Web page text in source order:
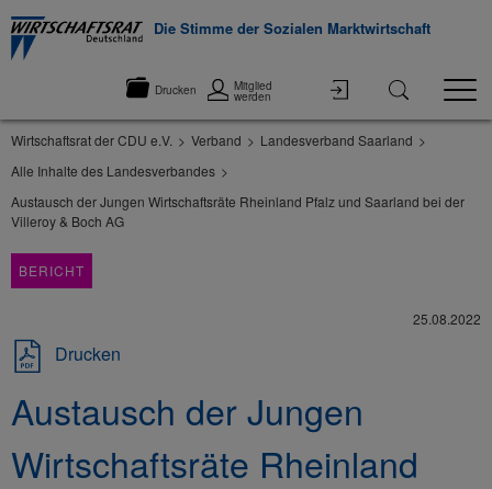
Die Stimme der Sozialen Marktwirtschaft
Drucken Mitglied
werden
Wirtschaftsrat der CDU e.V. Verband
Landesverband Saarland
Alle Inhalte des Landesverbandes
Austausch der Jungen Wirtschaftsräte Rheinland Pfalz und Saarland bei der
Villeroy & Boch AG
BERICHT
25.08.2022
Drucken
Austausch der Jungen
Wirtschaftsräte Rheinland